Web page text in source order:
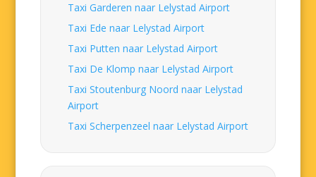
Taxi Garderen naar Lelystad Airport
Taxi Ede naar Lelystad Airport
Taxi Putten naar Lelystad Airport
Taxi De Klomp naar Lelystad Airport
Taxi Stoutenburg Noord naar Lelystad
Airport
Taxi Scherpenzeel naar Lelystad Airport